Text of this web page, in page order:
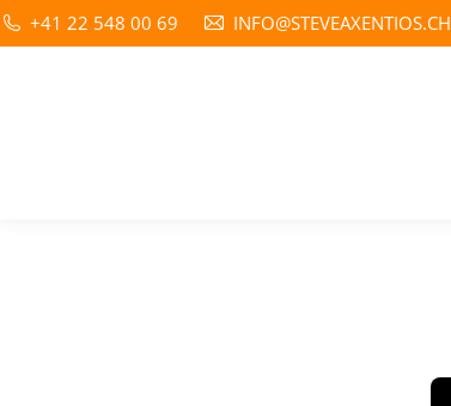
+41 22 548 00 69 INFO@STEVEAXENTIOS.CH